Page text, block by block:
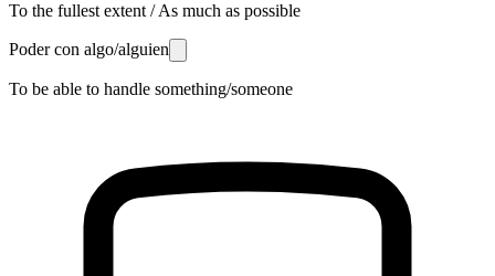
To the fullest extent / As much as possible
Poder con algo/alguien
To be able to handle something/someone